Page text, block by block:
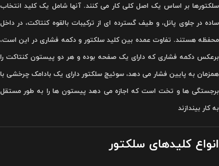
سلکتورها بر اساس یک اصل کلی کار می کنند. آنها شامل یک کلید انتخاب
ساده در جلوی پانل، و طیف گسترده ای از ترکیبات بالقوه کنتاکت، در داخل
محفظه هستند. تفاوت عمده بین کلید سلکتور و دکمه فشاری در این است،
برعکس دکمه فشاری که دارای یک صفحه بوده و هر دو پیستون کنتاکت را
همزمان به پایین فشار می دهد، سوئیچ سلکتور دارای یک بادامک چرخشی با
برجستگی ها و تخت است که اجازه می دهد پیستون ها را به طور مستقل
به کار بیندازند
انواع کلیدهای سلکتور